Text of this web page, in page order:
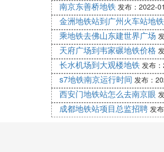
4、乘坐地铁1号线,经过13
5、步行约170米,到达环球
⑻ 成都有地铁几号线
截止2019年4月12日，成都
1、成都地铁2号线是中国
座、高架站4座，列车采用
2、成都地铁5号线设有41
站，途径新都区、金牛区
3、成都地铁3号线是成都
南京东善桥地铁 发布：2022-
金洲地铁站到广州火车站地
乘地铁去佛山东建世界广场
天府广场到韦家碾地铁价格
长水机场到大观楼地铁 发布
s7地铁南京运行时间 发布：
西安门地铁站怎么去南京眼
成都地铁站项目总监招聘 发